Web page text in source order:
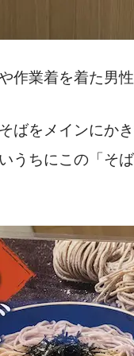
作業着を着た男
ばをメインにか
うちにこの「そ